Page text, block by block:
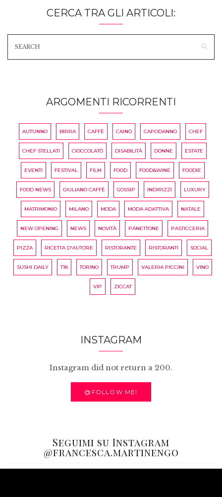
CERCA TRA GLI ARTICOLI:
ARGOMENTI RICORRENTI
AUTUNNO BIRRA CAFFÈ CAINO CAPODANNO CHEF
CHEF STELLATI CIOCCOLATÒ DISABILITÀ DONNE ESTATE
EVENTI FESTIVAL FILM FOOD FOOD&WINE FOODIE
FOOD NEWS GIULIANO CAFFÈ GOSSIP INDIRIZZI LUXURY
MATRIMONIO MILANO MODA MODA ADATTIVA NATALE
NEW OPENING NEWS NOVITÀ PANETTONE PASTICCERIA
PIZZA RICETTA D'AUTORE RISTORANTE RISTORANTI SOCIAL
SUSHI DAILY T18 TORINO TRUMP VALERIA PICCINI VINO
VIP ZICCAT
INSTAGRAM
Instagram did not return a 200.
@FOLLOW ME!
Seguimi su Instagram
@francesca.martinengo